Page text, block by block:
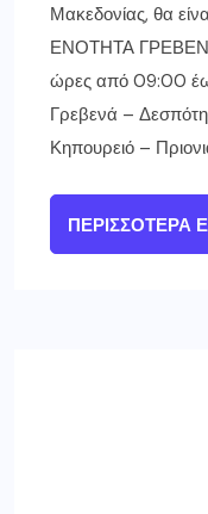
Μακεδονίας, θα
ΕΝΟΤΗΤΑ
ώρες από
Γρεβενά –
Κηπουρειό –
ΠΕΡΙΣΣΌΤΕΡΑ